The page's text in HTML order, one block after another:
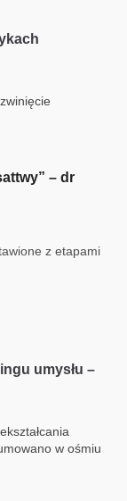
– dr
z etapami
umysłu –
w ośmiu